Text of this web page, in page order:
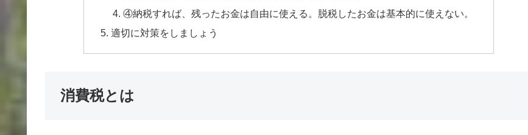
④納税すれば、残ったお金は自由に使える。脱税したお金は基本的に使えない。
適切に対策をしましょう
消費税とは